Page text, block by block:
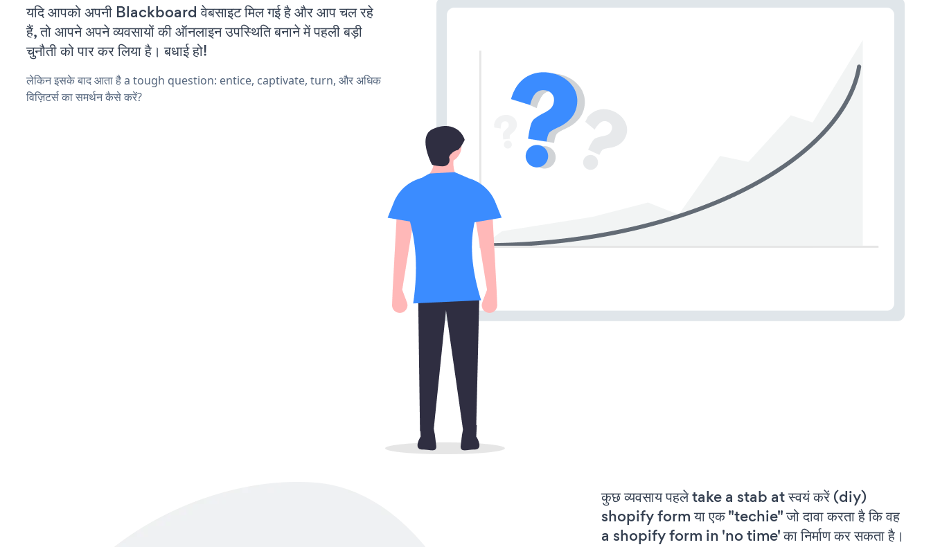
यदि आपको अपनी Blackboard वेबसाइट मिल गई है और आप चल रहे
हैं, तो आपने अपने व्यवसायों की ऑनलाइन उपस्थिति बनाने में पहली बड़ी
चुनौती को पार कर लिया है। बधाई हो!
लेकिन इसके बाद आता है a tough question: entice, captivate, turn, और अधिक
विज़िटर्स का समर्थन कैसे करें?
कुछ व्यवसाय पहले take a stab at स्वयं करें (diy)
shopify form या एक "techie" जो दावा करता है कि वह
a shopify form in 'no time' का निर्माण कर सकता है।